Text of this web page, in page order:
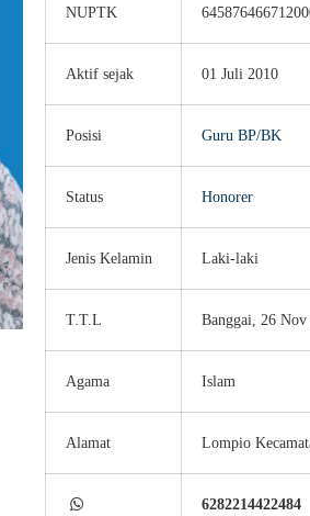
NUPTK
Aktif sejak 01 Juli 2010
Posisi Guru BP/BK
Status Honorer
Jenis Kelamin Laki-laki
T.T.L Banggai, 26 Nov
Agama Islam
Alamat Lompio
6282214422484